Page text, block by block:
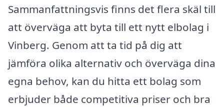
Sammanfattningsvis finns det flera skäl till
att överväga att byta till ett nytt elbolag i
Vinberg. Genom att ta tid på dig att
jämföra olika alternativ och överväga dina
egna behov, kan du hitta ett bolag som
erbjuder både competitiva priser och bra